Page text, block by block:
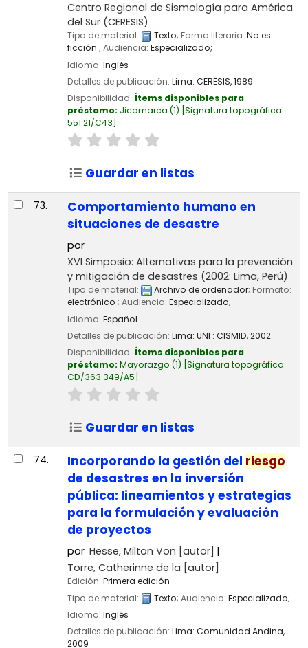
Centro Regional de Sismología para América
del Sur (CERESIS)
Tipo de material: Texto; Forma literaria: No es
ficción ; Audiencia: Especializado;
Idioma: Inglés
Detalles de publicación: Lima: CERESIS,1989
Disponibilidad: Ítems disponibles para
préstamo: Jicamarca (1) Signatura topográfica:
551.21/C43 .
Guardar en listas
73.
Comportamiento humano en
situaciones de desastre
por
XVI Simposio: Alternativas para la prevención
y mitigación de desastres (2002: Lima, Perú)
Tipo de material: Archivo de ordenador; Formato:
electrónico ; Audiencia: Especializado;
Idioma: Español
Detalles de publicación: Lima: UNI : CISMID,2002
Disponibilidad: Ítems disponibles para
préstamo: Mayorazgo (1) Signatura topográfica:
CD/363.349/A5 .
Guardar en listas
74. Incorporando la gestión del riesgo
de desastres en la inversión
pública: lineamientos y estrategias
para la formulación y evaluación
de proyectos
por Hesse, Milton Von [autor]
Torre, Catherinne de la [autor]
Edición: Primera edición
Tipo de material:
Texto; Audiencia: Especializado;
Idioma: Inglés
Detalles de publicación: Lima: Comunidad Andina,
2009